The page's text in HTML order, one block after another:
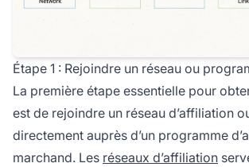
Étape 1 : Rejoindre un réseau ou
La première étape essentielle pour
est de rejoindre un réseau d’affiliation
directement auprès d’un programme
marchand. Les réseaux d’affiliation